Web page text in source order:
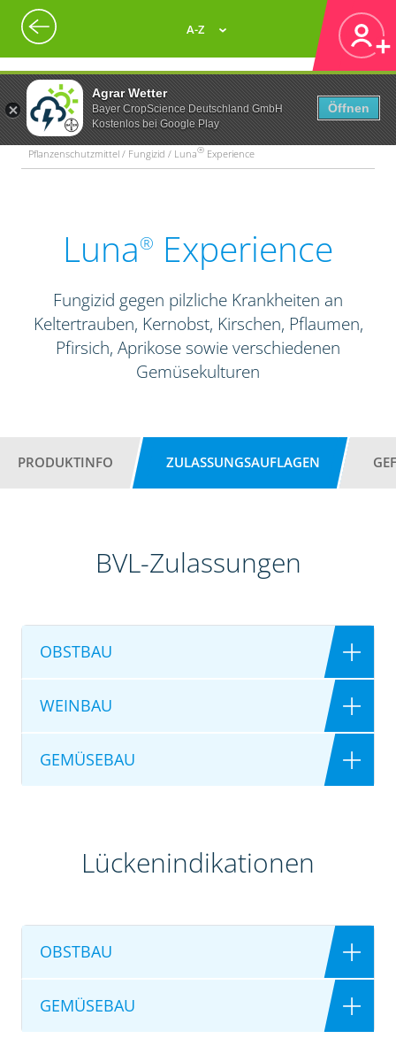
Agrar Wetter
Bayer CropScience Deutschland GmbH
Kostenlos bei Google Play
Öffnen
A-Z
Pflanzenschutzmittel / Fungizid / Luna® Experience
Luna® Experience
Fungizid gegen pilzliche Krankheiten an
Keltertrauben, Kernobst, Kirschen, Pflaumen,
Pfirsich, Aprikose sowie verschiedenen
Gemüsekulturen
PRODUKTINFO ZULASSUNGSAUFLAGEN
BVL-Zulassungen
OBSTBAU
WEINBAU
GEMÜSEBAU
Lückenindikationen
OBSTBAU
GEMÜSEBAU